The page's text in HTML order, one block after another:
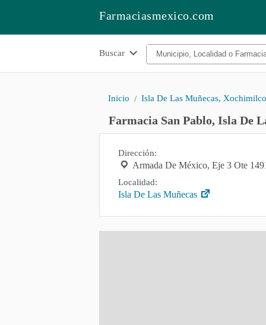
Farmaciasmexico.com
Buscar
Inicio Isla De Las Muñecas, Xochimilco
Farmacia San Pablo, Isla De
Dirección:
Armada De México, Eje 3 Ote
Localidad:
Isla De Las Muñecas